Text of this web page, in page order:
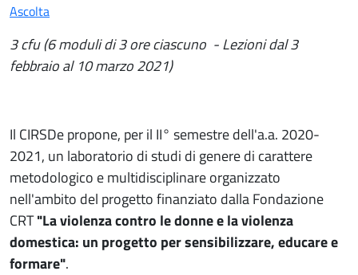
Ascolta
3 cfu (6 moduli di 3 ore ciascuno - Lezioni dal 3
febbraio al 10 marzo 2021)
Il CIRSDe propone, per il II° semestre dell'a.a. 2020-
2021, un laboratorio di studi di genere di carattere
metodologico e multidisciplinare organizzato
nell'ambito del progetto finanziato dalla Fondazione
CRT"La violenza contro le donne e la violenza
domestica: un progetto per sensibilizzare, educare e
formare".